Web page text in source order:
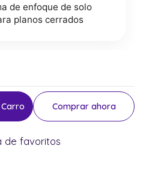
de enfoque de solo
planos cerrados
Comprar ahora
de favoritos